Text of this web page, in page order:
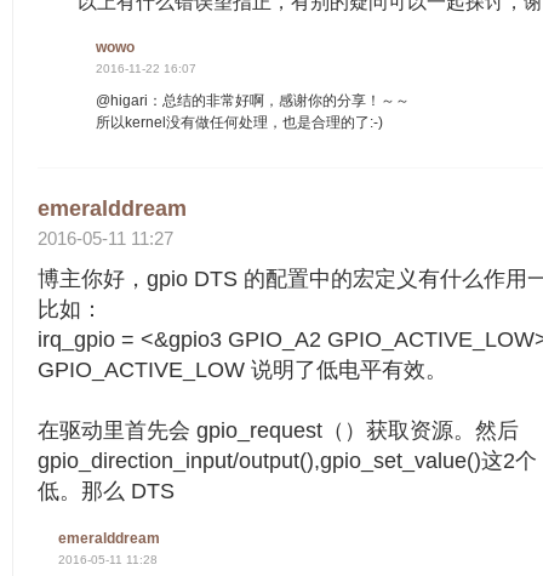
wowo
2016-11-22 16:07
@higari：总结的非常好啊，感谢你的分享！～～
所以kernel没有做任何处理，也是合理的了:-)
emeralddream
2016-05-11 11:27
博主你好，gpio DTS 的配置中的宏定义有什么作用
比如：
irq_gpio = <&gpio3 GPIO_A2
GPIO_ACTIVE_LOW 说明了低电平有效。
在驱动里首先会 gpio_request（）获取资源。然后
gpio_direction_input/output(),gpio_set_value()这2
低。那么 DTS
emeralddream
2016-05-11 11:28